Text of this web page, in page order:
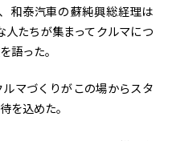
和泰汽車の蘇純興総経理は
人たちが集まってクルマにつ
語った。
マづくりがこの場からスタ
を込めた。